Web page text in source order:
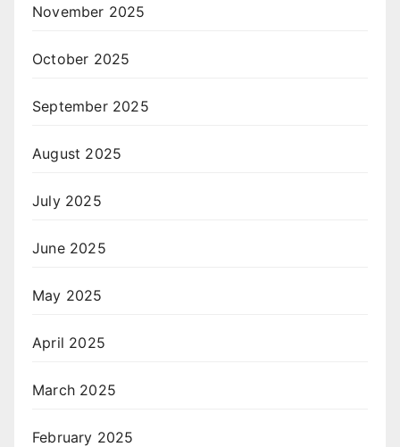
November 2025
October 2025
September 2025
August 2025
July 2025
June 2025
May 2025
April 2025
March 2025
February 2025